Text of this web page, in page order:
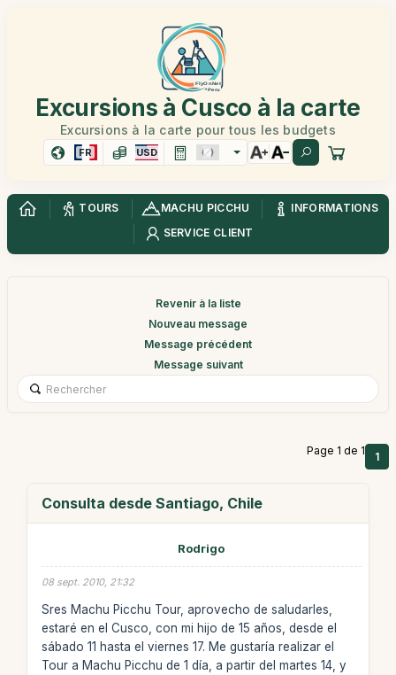
Excursions à Cusco à la carte
Excursions à la carte pour tous les budgets
FR USD
TOURS MACHU PICCHU
INFORMATIONS
SERVICE CLIENT
Revenir à la liste
Nouveau message
Message précédent
Message suivant
Page 1 de 1 1
Consulta desde Santiago, Chile
Rodrigo
08 sept. 2010, 21:32
Sres Machu Picchu Tour, aprovecho de saludarles,
estaré en el Cusco, con mi hijo de 15 años, desde el
sábado 11 hasta el viernes 17. Me gustaría realizar el
Tour a Machu Picchu de 1 día, a partir del martes 14, y